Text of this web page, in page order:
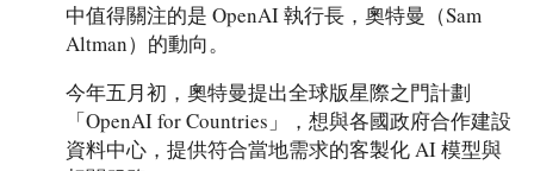
中值得關注的是 OpenAI 執行長，奧特曼（Sam
Altman）的動向。
今年五月初，奧特曼提出全球版星際之門計劃
「OpenAI for Countries」，想與各國政府合作建設
資料中心，提供符合當地需求的客製化 AI 模型與